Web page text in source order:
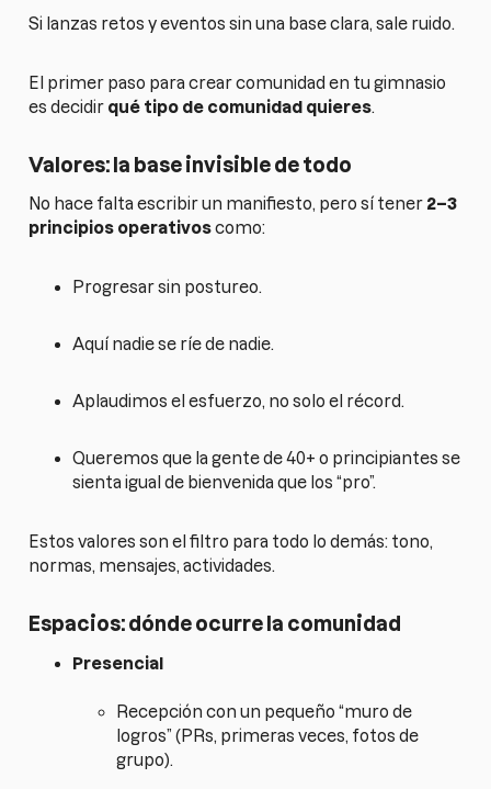
Si lanzas retos y eventos sin una base clara, sale ruido.
El primer paso para crear comunidad en tu gimnasio
es decidir qué tipo de comunidad quieres.
Valores: la base invisible de todo
No hace falta escribir un manifiesto, pero sí tener 2–3
principios operativoscomo:
Progresar sin postureo.
Aquí nadie se ríe de nadie.
Aplaudimos el esfuerzo, no solo el récord.
Queremos que la gente de 40+ o principiantes se
sienta igual de bienvenida que los “pro”.
Estos valores son el filtro para todo lo demás: tono,
normas, mensajes, actividades.
Espacios: dónde ocurre la comunidad
Presencial
Recepción con un pequeño “muro de
logros” (PRs, primeras veces, fotos de
grupo).